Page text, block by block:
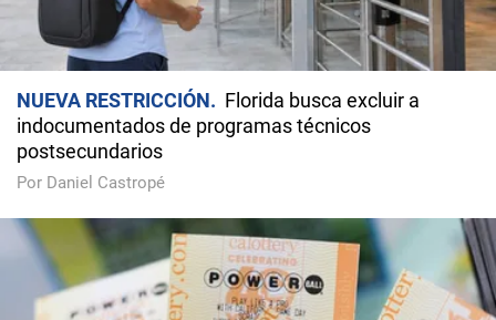
NUEVA RESTRICCIÓN
Florida busca excluir a
indocumentados de programas técnicos
postsecundarios
Por Daniel Castropé